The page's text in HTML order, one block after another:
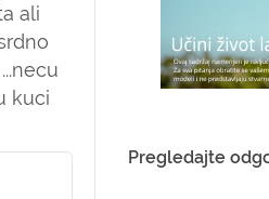
ali
kuci
Pregledajte